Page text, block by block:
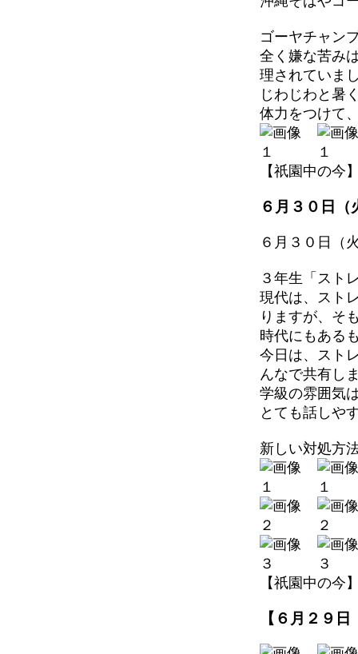
ゴーヤチャン
全く嫌な苦み
理されていま
じわじわと暑
体力をつけて
【祇園中の今
６月３０日
６月３０日（
３年生「スト
現代は、スト
りますが、そ
時代にもある
今日は、スト
んなで共有し
学級の雰囲気
とても話しや
新しい対処方
【祇園中の今
【６月２９